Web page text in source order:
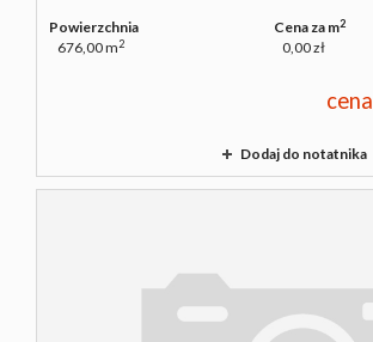
Powierzchnia
676,00 m2
Cena za m2
0,00 zł
cena
Dodaj do notatnika